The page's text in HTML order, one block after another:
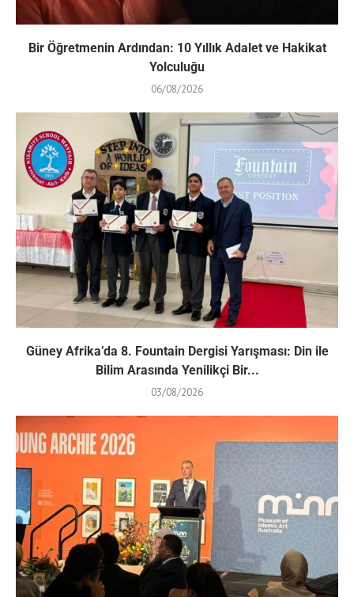
Bir Öğretmenin Ardından: 10 Yıllık Adalet ve Hakikat
Yolculuğu
06/08/2026
Güney Afrika’da 8. Fountain Dergisi Yarışması: Din ile
Bilim Arasında Yenilikçi Bir...
03/08/2026